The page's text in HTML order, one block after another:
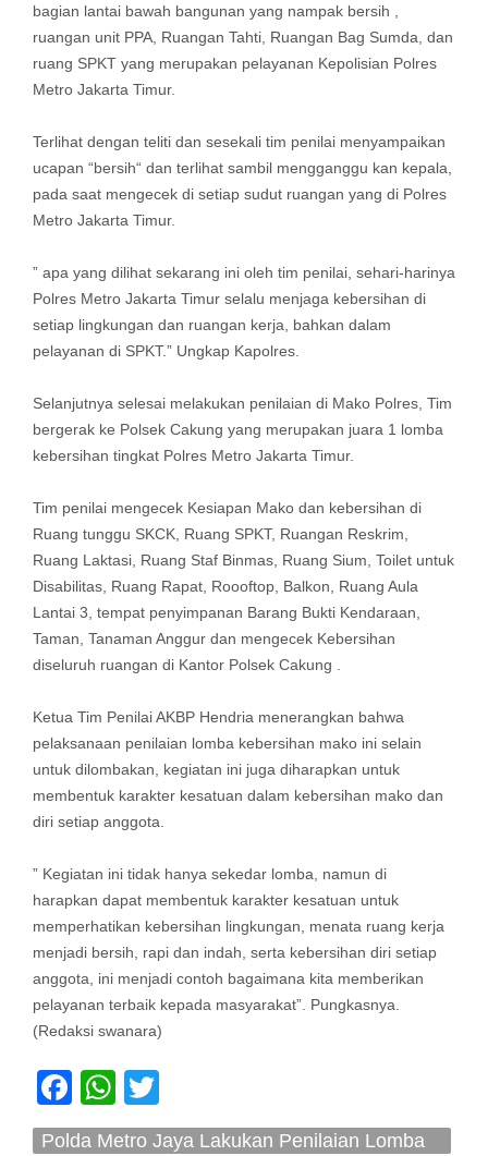
bagian lantai bawah bangunan yang nampak bersih ,
ruangan unit PPA, Ruangan Tahti, Ruangan Bag Sumda, dan
ruang SPKT yang merupakan pelayanan Kepolisian Polres
Metro Jakarta Timur.
Terlihat dengan teliti dan sesekali tim penilai menyampaikan
ucapan “bersih“ dan terlihat sambil mengganggu kan kepala,
pada saat mengecek di setiap sudut ruangan yang di Polres
Metro Jakarta Timur.
” apa yang dilihat sekarang ini oleh tim penilai, sehari-harinya
Polres Metro Jakarta Timur selalu menjaga kebersihan di
setiap lingkungan dan ruangan kerja, bahkan dalam
pelayanan di SPKT.” Ungkap Kapolres.
Selanjutnya selesai melakukan penilaian di Mako Polres, Tim
bergerak ke Polsek Cakung yang merupakan juara 1 lomba
kebersihan tingkat Polres Metro Jakarta Timur.
Tim penilai mengecek Kesiapan Mako dan kebersihan di
Ruang tunggu SKCK, Ruang SPKT, Ruangan Reskrim,
Ruang Laktasi, Ruang Staf Binmas, Ruang Sium, Toilet untuk
Disabilitas, Ruang Rapat, Roooftop, Balkon, Ruang Aula
Lantai 3, tempat penyimpanan Barang Bukti Kendaraan,
Taman, Tanaman Anggur dan mengecek Kebersihan
diseluruh ruangan di Kantor Polsek Cakung .
Ketua Tim Penilai AKBP Hendria menerangkan bahwa
pelaksanaan penilaian lomba kebersihan mako ini selain
untuk dilombakan, kegiatan ini juga diharapkan untuk
membentuk karakter kesatuan dalam kebersihan mako dan
diri setiap anggota.
” Kegiatan ini tidak hanya sekedar lomba, namun di
harapkan dapat membentuk karakter kesatuan untuk
memperhatikan kebersihan lingkungan, menata ruang kerja
menjadi bersih, rapi dan indah, serta kebersihan diri setiap
anggota, ini menjadi contoh bagaimana kita memberikan
pelayanan terbaik kepada masyarakat”. Pungkasnya.
(Redaksi swanara)
Facebook
WhatsApp
Polda Metro Jaya Lakukan Penilaian Lomba